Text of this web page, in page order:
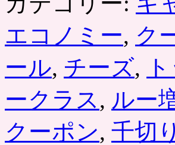
エコノミー, ク
ール, チーズ,
ークラス, ルー
クーポン, 千切